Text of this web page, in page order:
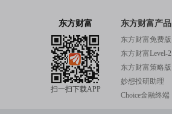
东方财富
扫一扫下载APP
东方财富产品
东方财富免费版
东方财富Level-2
东方财富策略版
妙想投研助理
Choice金融终端